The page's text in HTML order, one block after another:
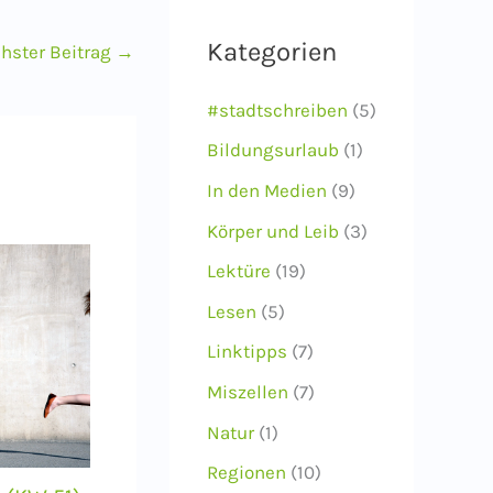
Beitrag → Kategorien
#stadtschreiben (5)
Bildungsurlaub (1)
In den Medien (9)
Körper und Leib (3)
Lektüre (19)
Lesen (5)
Linktipps (7)
Miszellen (7)
Natur(1)
Regionen (10)